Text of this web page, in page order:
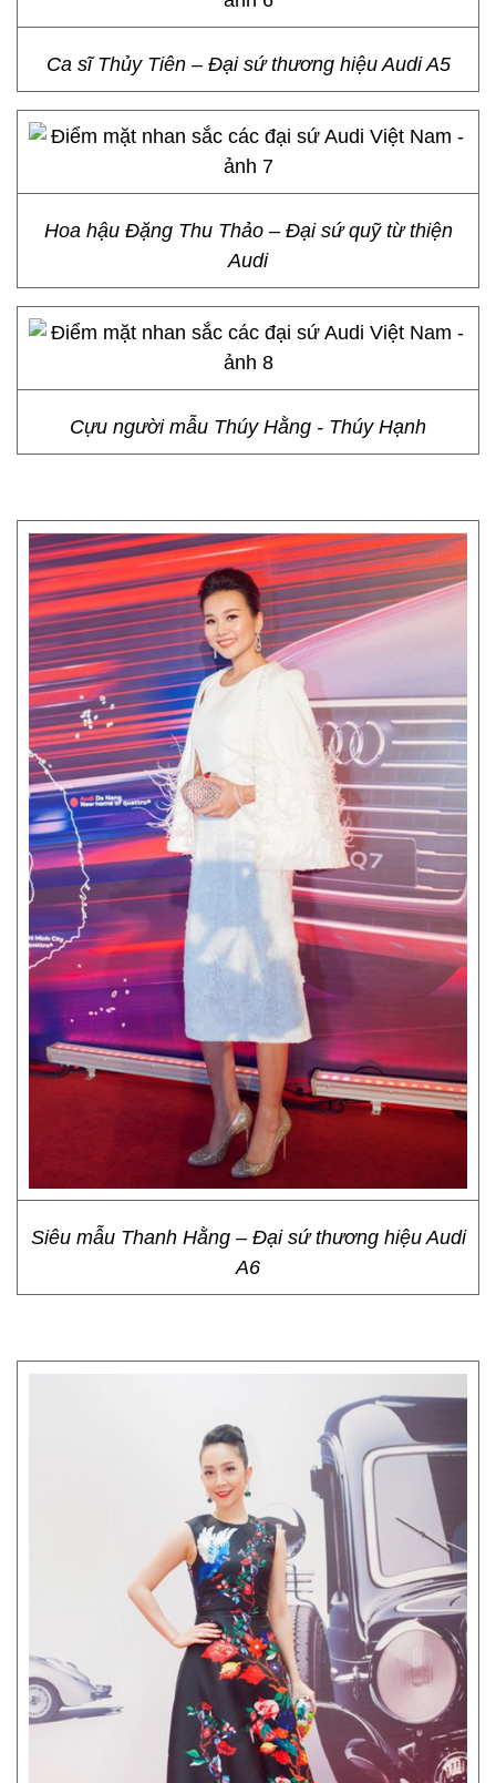
Ca sĩ Thủy Tiên – Đại sứ thương hiệu Audi A5
Hoa hậu Đặng Thu Thảo – Đại sứ quỹ từ thiện
Audi
Cựu người mẫu Thúy Hằng - Thúy Hạnh
Siêu mẫu Thanh Hằng – Đại sứ thương hiệu Audi
A6